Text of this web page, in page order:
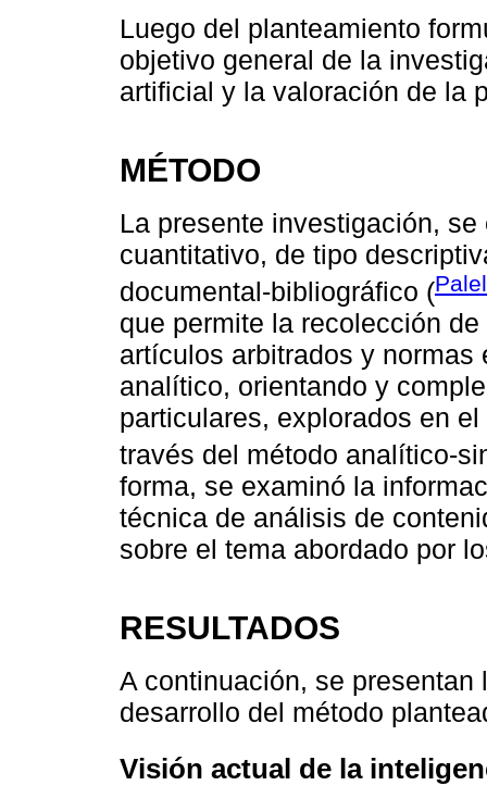
Luego del planteamiento
objetivo general de la
artificial y la valoración de la
MÉTODO
La presente investigación,
cuantitativo, de tipo
documental-bibliográfico (
que permite la recolección
artículos arbitrados y normas
analítico, orientando y
particulares, explorados en
través del método analítico-
forma, se examinó la
técnica de análisis de
sobre el tema abordado por
RESULTADOS
A continuación, se
desarrollo del método
Visión actual de la